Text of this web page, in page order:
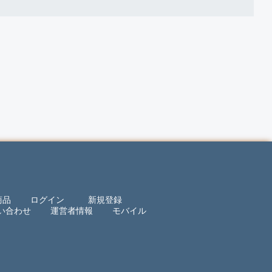
品 ログイン
新規登録
合わせ
運営者情報 モバイル